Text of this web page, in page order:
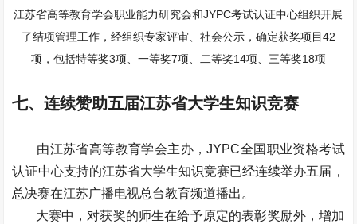
江苏省高等教育学会职业能力研究会和JYPC考试认证中心组织开展
了结项管理工作，经组织专家评审、社会公示，确定获奖项目42
项，包括特等奖3项、一等奖7项、二等奖14项、三等奖18项
七、连续赞助五届江苏省大学生知识竞赛
由江苏省高等教育学会主办，JYPC全国职业资格考试
认证中心支持的江苏省大学生知识竞赛已经连续举办五届，
总决赛在江苏广播电视总台教育频道播出。
大赛中，对获奖的师生在给予原定的表彰奖励外，增加